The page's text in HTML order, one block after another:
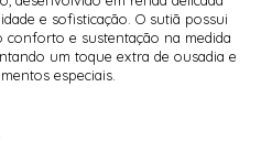
e sofisticação. O sutiã possui
conforto e sustentação na medida
um toque extra de ousadia e
especiais.